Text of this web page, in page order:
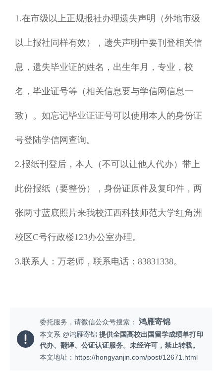
1.在市级以上正规报社办理遗失声明（外地市级
以上报社同样有效），遗失声明中要刊登相关信
息，遗失毕业证的姓名，出生年月，专业，校
名，毕业证号等（相关信息要与学信网信息一
致）。如忘记毕业证证号可以使用本人的身份证
号登陆学信网查询。
2.报纸刊登后，本人（不可以让他人代办）带上
此份报纸（要整份），身份证原件及复印件，两
张两寸蓝底照片来我校江西科技师范大学红角洲
校区C号行政楼123办公室办理。
3.联系人：万老师，联系电话：83831338。
委托服务，请微信公众号搜索： 鸿雁寄锦
本文系 @鸿雁寄锦 提供全国高校出国留学成绩单打印
代办、翻译、公证认证服务。未经许可，禁止转载。
本文地址： https://hongyanjin.com/post/12671.html